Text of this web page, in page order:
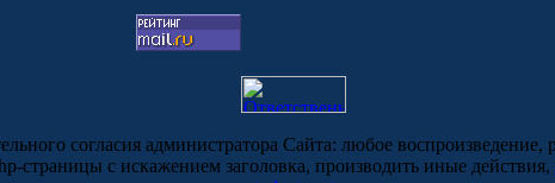
согласия администратора Сайта: любое воспроизведение,
страницы с искажением заголовка, производить иные действия,